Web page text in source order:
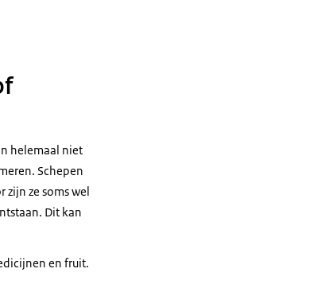
helemaal niet
Schepen
ze soms wel
Dit kan
en fruit.